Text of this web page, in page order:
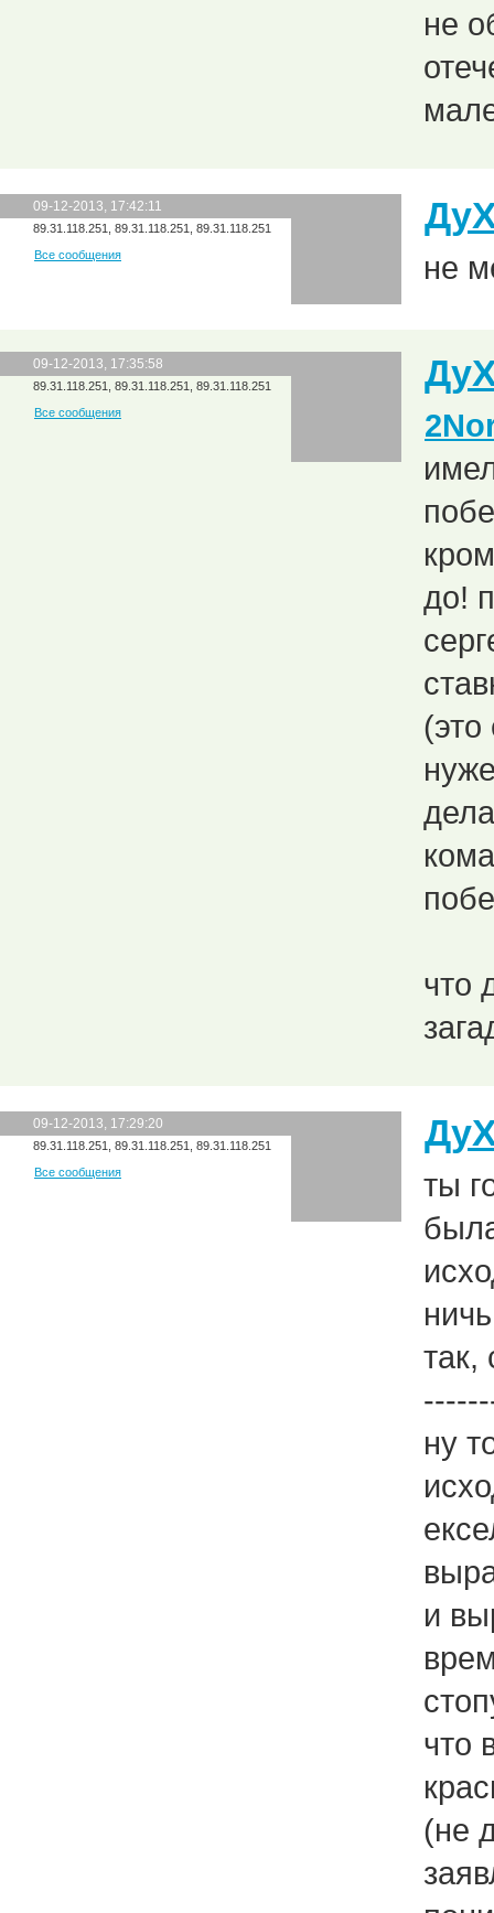
не
09-12-2013, 17:42:11
89.31.118.251, 89.31.118.251, 89.31.118.251
Все сообщения
не
09-12-2013, 17:35:58
89.31.118.251, 89.31.118.251, 89.31.118.251
Все сообщения
до!
(это
что
09-12-2013, 17:29:20
89.31.118.251, 89.31.118.251, 89.31.118.251
Все сообщения
ты
ну
и
что
(не